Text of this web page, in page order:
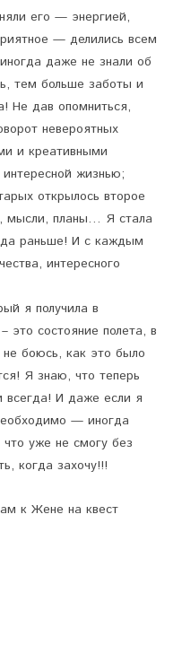
его — энергией,
— делились всем
даже не знали об
тем больше заботы и
Не дав опомниться,
невероятных
и креативными
жизнью;
открылось второе
мысли, планы… Я стала
раньше! И с каждым
интересного
я получила в
это состояние полета, в
боюсь, как это было
Я знаю, что теперь
всегда! И даже если я
— иногда
уже не смогу без
когда захочу!!!
к Жене на квест